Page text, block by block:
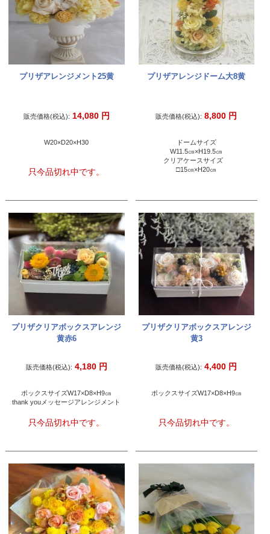
プリザアレンジメント25黄
販売価格(税込): 14,080 円
W20×D20×H30
只今品切れ中です。
プリザアレンジドーム大8黄
販売価格(税込): 8,800 円
ドームサイズ
W11.5㎝×H19.5㎝
クリアケースサイズ
□15㎝×H20㎝
プリザクリアボックスアレンジ
黄赤6
販売価格(税込): 4,180 円
ボックスサイズW17×D8×H9㎝
thank youメッセージアレンジメント
只今品切れ中です。
プリザクリアボックスアレンジ
黄3
販売価格(税込): 4,400 円
ボックスサイズW17×D8×H9㎝
只今品切れ中です。